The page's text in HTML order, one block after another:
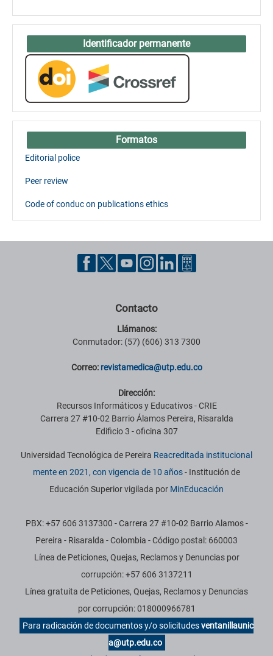
Identificador permanente
Formatos
Editorial police
Peer review
Code of conduc on publications ethics
Contacto
Llámanos:
Conmutador: (57) (606) 313 7300
Correo: revistamedica@utp.edu.co
Dirección:
Recursos Informáticos y Educativos - CRIE
Carrera 27 #10-02 Barrio Álamos Pereira, Risaralda
Edificio 3 - oficina 307
Universidad Tecnológica de Pereira Reacreditada institucional
mente en 2021, con vigencia de 10 años- Institución de
Educación Superior vigilada por MinEducación
PBX: +57 606 3137300 - Carrera 27 #10-02 Barrio Alamos -
Pereira - Risaralda - Colombia - Código postal: 660003
Línea de Peticiones, Quejas, Reclamos y Denuncias por
corrupción: +57 606 3137211
Línea gratuita de Peticiones, Quejas, Reclamos y Denuncias
por corrupción: 018000966781
Para radicación de documentos y/o solicitudesventanillaunic
a@utp.edu.co